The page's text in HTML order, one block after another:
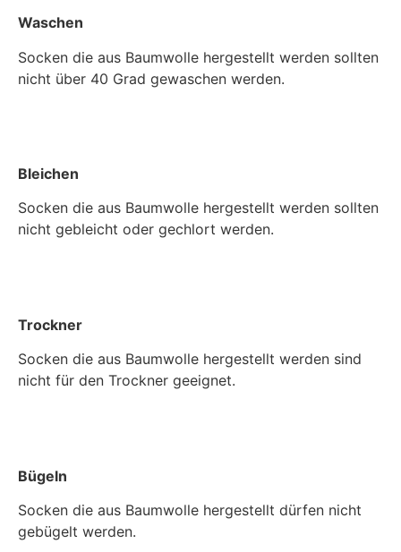
Waschen
Socken die aus Baumwolle hergestellt werden sollten
nicht über 40 Grad gewaschen werden.
Bleichen
Socken die aus Baumwolle hergestellt werden sollten
nicht gebleicht oder gechlort werden.
Trockner
Socken die aus Baumwolle hergestellt werden sind
nicht für den Trockner geeignet.
Bügeln
Socken die aus Baumwolle hergestellt dürfen nicht
gebügelt werden.